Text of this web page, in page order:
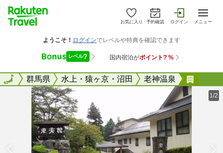
お気に入り 予約確認 ログイン メニュー
全国群馬県 水上・猿ヶ京・沼田 老神温泉
全国
1/2